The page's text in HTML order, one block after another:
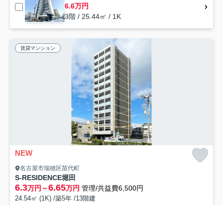
6.6万円
3階 / 25.44㎡ / 1K
賃貸マンション
NEW
名古屋市瑞穂区苗代町
S-RESIDENCE堀田
6.3万円～6.65万円 管理/共益費6,500円
24.54㎡ (1K) /築5年 /13階建